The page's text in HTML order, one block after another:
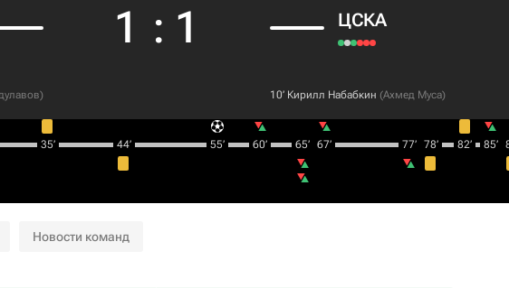
1 : 1 ЦСКА
) 10‎’‎ Кирилл Набабкин (Ахмед Муса)
35‎’‎ 44‎’‎ 55‎’‎ 60‎’‎ 65‎’‎ 67‎’‎ 77‎’‎ 78‎’‎ 82‎’‎ 85‎’‎
Новости команд